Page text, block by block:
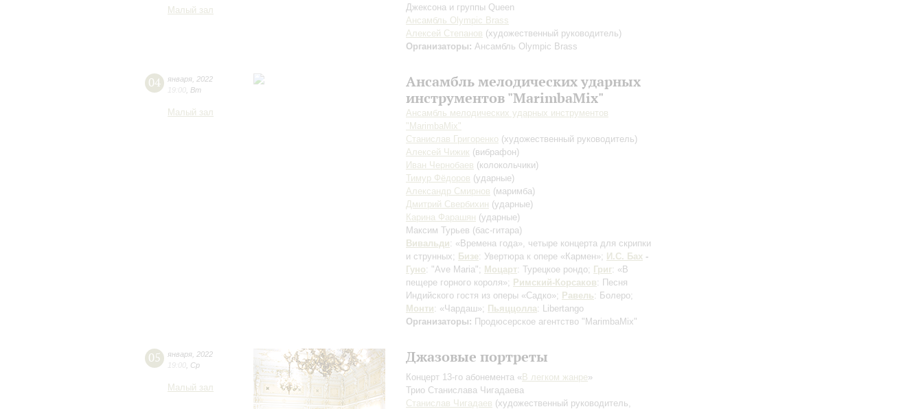
Малый зал
Джексона и группы Queen
Ансамбль Olympic Brass
Алексей Степанов (художественный руководитель)
Организаторы: Ансамбль Olympic Brass
04 января 2022
19:00 Вт
Малый зал
Ансамбль мелодических ударных
инструментов "MarimbaMix"
Ансамбль мелодических ударных инструментов
"MarimbaMix"
Станислав Григоренко (художественный руководитель)
Алексей Чижик (вибрафон)
Иван Чернобаев (колокольчики)
Тимур Фёдоров (ударные)
Александр Смирнов (маримба)
Дмитрий Свербихин (ударные)
Карина Фарашян (ударные)
Максим Турьев (бас-гитара)
Вивальди: «Времена года», четыре концерта для скрипки
и струнных; Бизе: Увертюра к опере «Кармен»; И.С. Бах -
Гуно: "Ave Maria"; Моцарт: Турецкое рондо; Григ: «В
пещере горного короля»; Римский-Корсаков: Песня
Индийского гостя из оперы «Садко»; Равель: Болеро;
Монти: «Чардаш»; Пьяццолла: Libertango
Организаторы: Продюсерское агентство "MarimbaMix"
05 января 2022
19:00 Ср
Малый зал
Джазовые портреты
Концерт 13-го абонемента « В легком жанре»
Трио Станислава Чигадаева
Станислав Чигадаев (художественный руководитель,